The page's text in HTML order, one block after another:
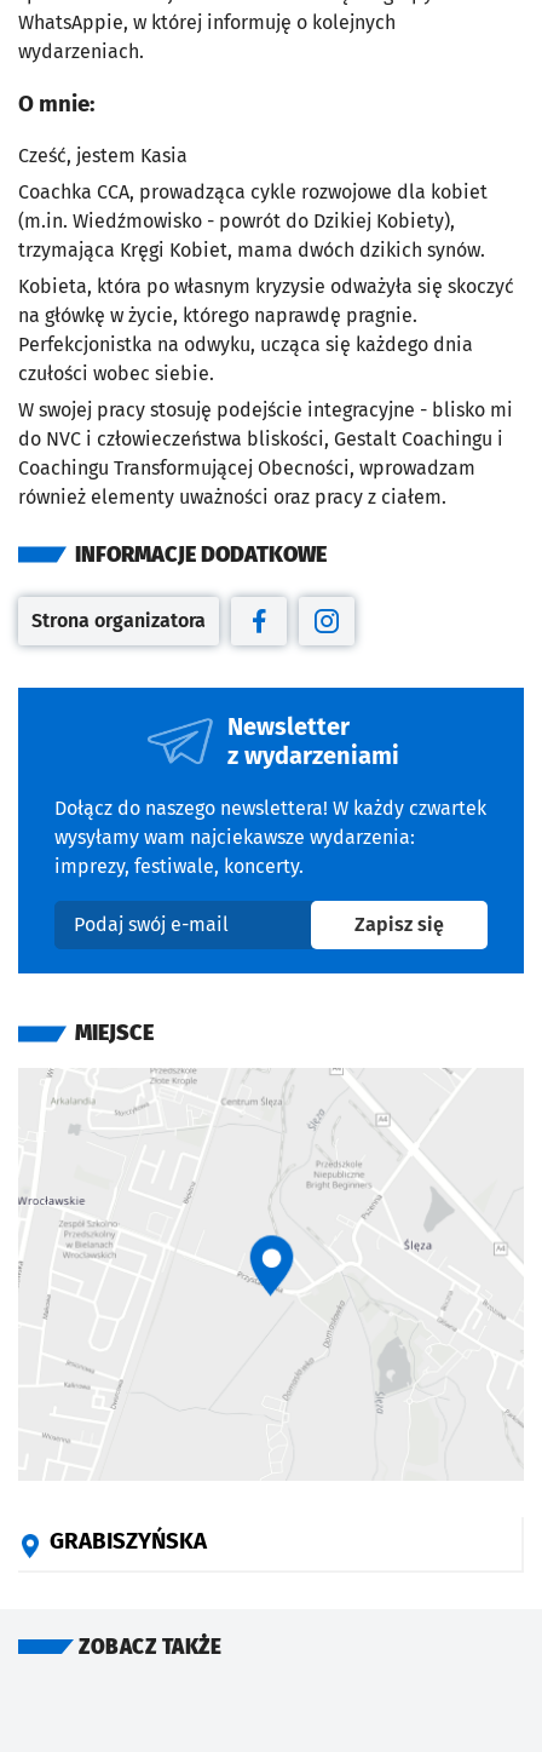
WhatsAppie, w której informuję o kolejnych
wydarzeniach.
O mnie:
Cześć, jestem Kasia
Coachka CCA, prowadząca cykle rozwojowe dla kobiet
(m.in. Wiedźmowisko - powrót do Dzikiej Kobiety),
trzymająca Kręgi Kobiet, mama dwóch dzikich synów.
Kobieta, która po własnym kryzysie odważyła się skoczyć
na główkę w życie, którego naprawdę pragnie.
Perfekcjonistka na odwyku, ucząca się każdego dnia
czułości wobec siebie.
W swojej pracy stosuję podejście integracyjne - blisko mi
do NVC i człowieczeństwa bliskości, Gestalt Coachingu i
Coachingu Transformującej Obecności, wprowadzam
również elementy uważności oraz pracy z ciałem.
INFORMACJE DODATKOWE
Otwiera się w nowej karcie
Strona organizatora
Otwiera się w nowej karcie
Otwiera się w nowej
Newsletter
z wydarzeniami
Dołącz do naszego newslettera! W każdy czwartek
wysyłamy wam najciekawsze wydarzenia:
imprezy, festiwale, koncerty.
Podaj swój e-mail
Zapisz sięna
MIEJSCE
GRABISZYŃSKA
ZOBACZ TAKŻE